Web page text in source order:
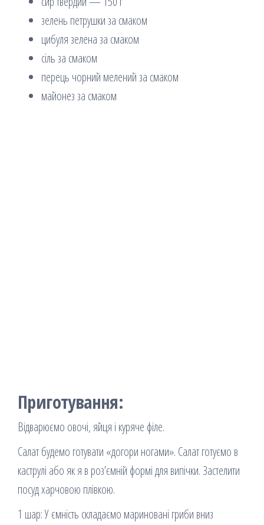
зелень петрушки за смаком
цибуля зелена за смаком
сіль за смаком
перець чорний мелений за смаком
майонез за смаком
Приготування:
Відварюємо овочі, яйця і куряче філе.
Салат будемо готувати «догори ногами». Салат готуємо в
каструлі або як я в роз’ємній формі для випічки. Застелити
посуд харчовою плівкою.
1 шар: У ємність складаємо мариновані гриби вниз